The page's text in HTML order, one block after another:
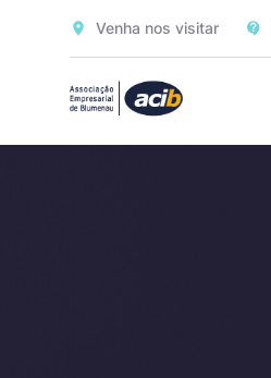
Venha nos visitar